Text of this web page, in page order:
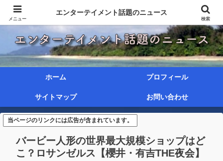
ホーム プロフィール
サイトマップ お問い合わせ
当ページのリンクには広告が含まれています。
バービー人形の世界最大規模ショップはど
こ？ロサンゼルス【櫻井・有吉THE夜会】
メニュー
エンターテイメント話題のニュース
検索